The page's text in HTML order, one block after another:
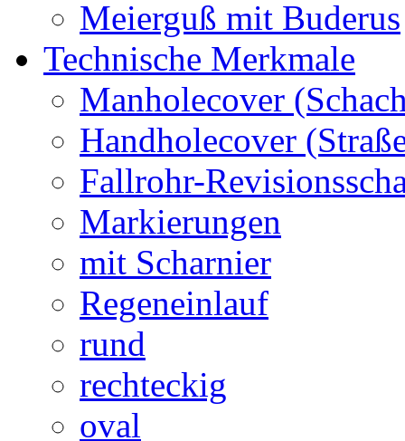
Meierguß mit Buderus
Technische Merkmale
Manholecover
Handholecover
Fallrohr-
Markierungen
mit Scharnier
Regeneinlauf
rund
rechteckig
oval